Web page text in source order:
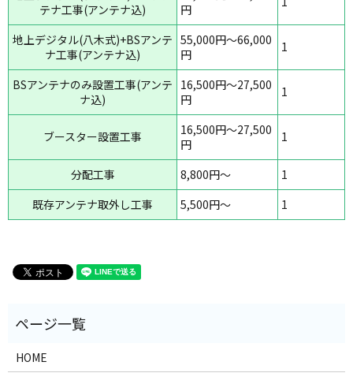
テナ工事(アンテナ込)
円
地上デジタル(八木式)+BSアンテ
ナ工事(アンテナ込)
55,000円～66,000
円
1
BSアンテナのみ設置工事(アンテ
ナ込)
16,500円～27,500
円
1
ブースター設置工事
16,500円～27,500
円
1
分配工事 8,800円～
1
既存アンテナ取外し工事
5,500円～ 1
HOME